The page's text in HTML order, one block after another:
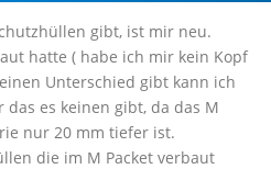
gibt, ist mir neu.
hatte ( habe ich mir kein Kopf
Unterschied gibt kann ich
es keinen gibt, da das M
nur 20 mm tiefer ist.
die im M Packet verbaut